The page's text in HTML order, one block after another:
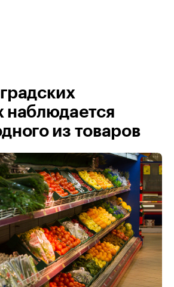
наблюдается
из товаров